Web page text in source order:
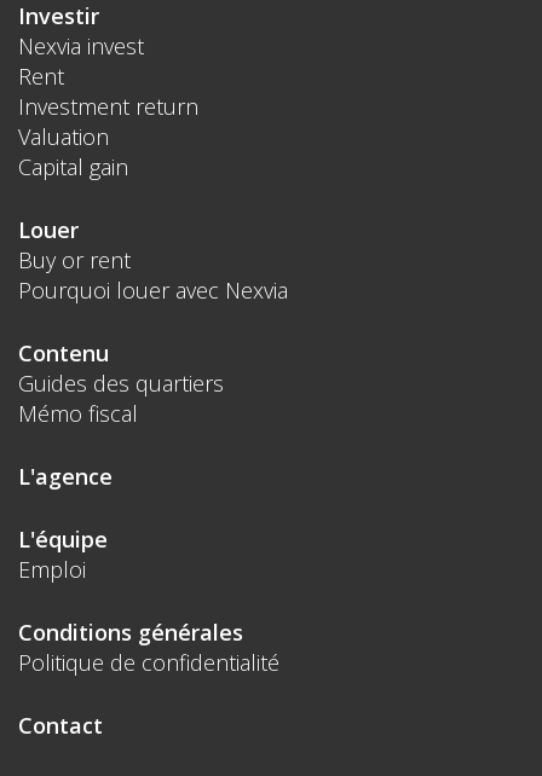
Investir
Nexvia invest
Rent
Investment return
Valuation
Capital gain
Louer
Buy or rent
Pourquoi louer avec Nexvia
Contenu
Guides des quartiers
Mémo fiscal
L'agence
L'équipe
Emploi
Conditions générales
Politique de confidentialité
Contact